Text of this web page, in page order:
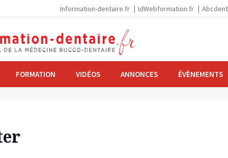
Information-dentaire.fr IdWebformation.fr
FORMATION VIDÉOS ANNONCES ÉVÈNEMENTS